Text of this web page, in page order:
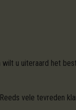
u uiteraard het
vele tevreden